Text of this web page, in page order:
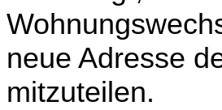
neue Adresse
mitzuteilen.